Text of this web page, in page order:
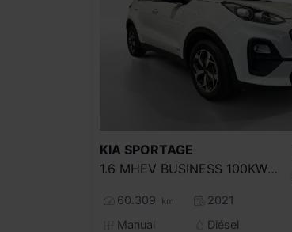
KIA SPORTAGE
1.6 MHEV BUSINESS 100KW (136CV) 4X4
60.309 km
2021
Manual
Diésel